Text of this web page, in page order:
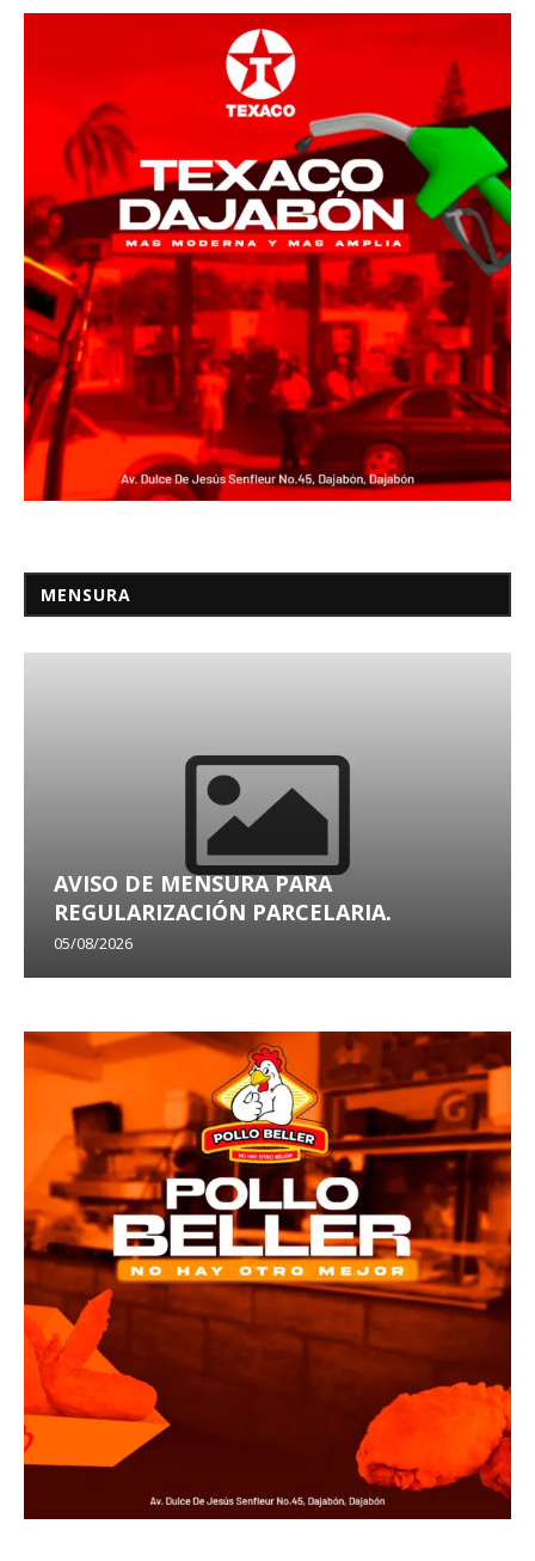
MENSURA
AVISO DE MENSURA PARA
REGULARIZACIÓN PARCELARIA.
05/08/2026